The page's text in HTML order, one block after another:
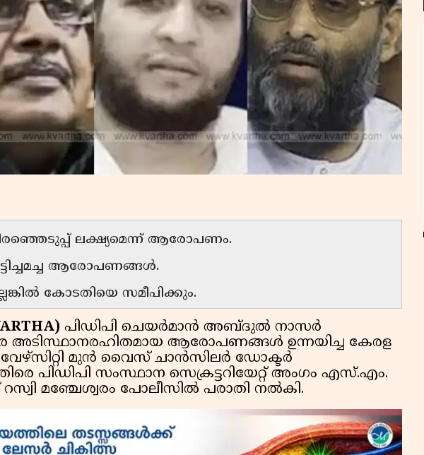
ലക്ഷ്യമെന്ന് ആരോപണം.
ആരോപണങ്ങൾ.
കോടതിയെ സമീപിക്കും.
പിഡിപി ചെയർമാൻ അബ്ദുൽ നാസർ
അടിസ്ഥാനരഹിതമായ ആരോപണങ്ങൾ ഉന്നയിച്ച കേരള
മുൻ വൈസ് ചാൻസിലർ ഡോക്ടർ
പിഡിപി സംസ്ഥാന സെക്രട്ടറിയേറ്റ് അംഗം എസ്.എം.
മഞ്ചേശ്വരം പോലീസിൽ പരാതി നൽകി.